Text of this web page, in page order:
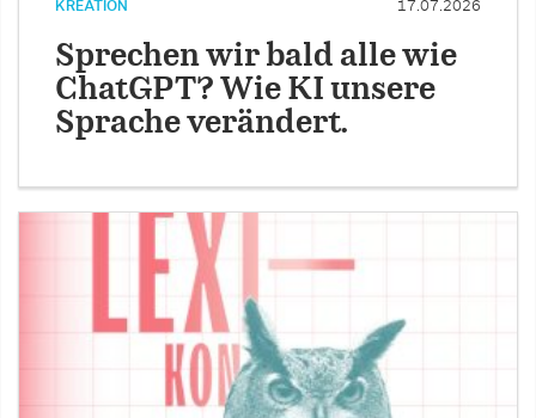
KREATION 17.07.2026
Sprechen wir bald alle wie
ChatGPT? Wie KI unsere
Sprache verändert.